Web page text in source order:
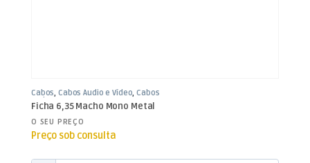
Cabos,Cabos Áudio e Vídeo,Cabos
Jack 3,5mm
Ficha 6,35 Macho Mono Metal
O SEU PREÇO
Preço sob consulta